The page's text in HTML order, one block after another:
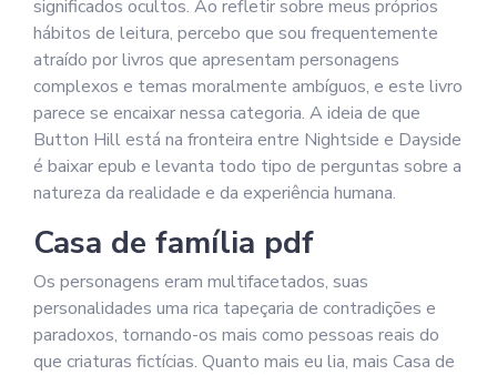
significados ocultos. Ao refletir sobre meus próprios
hábitos de leitura, percebo que sou frequentemente
atraído por livros que apresentam personagens
complexos e temas moralmente ambíguos, e este livro
parece se encaixar nessa categoria. A ideia de que
Button Hill está na fronteira entre Nightside e Dayside
é baixar epub e levanta todo tipo de perguntas sobre a
natureza da realidade e da experiência humana.
Casa de família pdf
Os personagens eram multifacetados, suas
personalidades uma rica tapeçaria de contradições e
paradoxos, tornando-os mais como pessoas reais do
que criaturas fictícias. Quanto mais eu lia, mais Casa de